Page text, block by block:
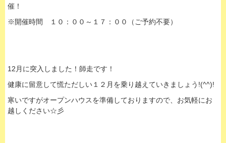
催！
※開催時間 １０：００～１７：００（ご予約不要）
12月に突入しました！師走です！
健康に留意して慌ただしい１２月を乗り越えていきましょう!(^^)!
寒いですがオープンハウスを準備しておりますので、お気軽にお
越しください☆彡